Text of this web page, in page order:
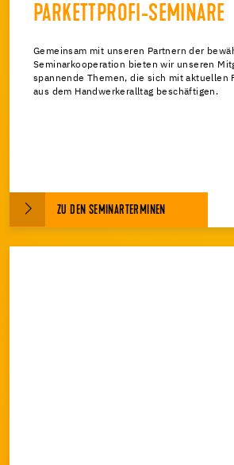
PARKETTPROFI-SEMINARE
Gemeinsam mit unseren Partnern der
Seminarkooperation bieten wir unseren
spannende Themen, die sich mit aktuellen
aus dem Handwerkeralltag beschäftigen.
ZU DEN SEMINARTERMINEN